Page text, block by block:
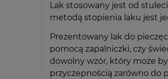
Lak stosowany jest od
metodą stopienia laku jest
Prezentowany lak do
pomocą zapalniczki, czy
dowolny wzór, który może
przyczepnością zarówno do